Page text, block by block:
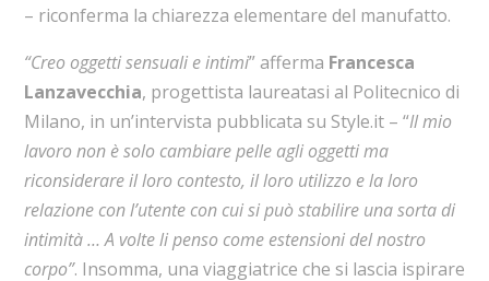
– riconferma la chiarezza elementare del manufatto.
“Creo oggetti sensuali e intimi” afferma Francesca
Lanzavecchia, progettista laureatasi al Politecnico di
Milano, in un’intervista pubblicata su Style.it – “Il mio
lavoro non è solo cambiare pelle agli oggetti ma
riconsiderare il loro contesto, il loro utilizzo e la loro
relazione con l’utente con cui si può stabilire una sorta di
intimità … A volte li penso come estensioni del nostro
corpo”. Insomma, una viaggiatrice che si lascia ispirare